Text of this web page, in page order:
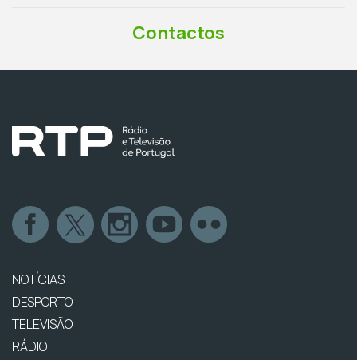
Contactos
NOTÍCIAS
DESPORTO
TELEVISÃO
RÁDIO